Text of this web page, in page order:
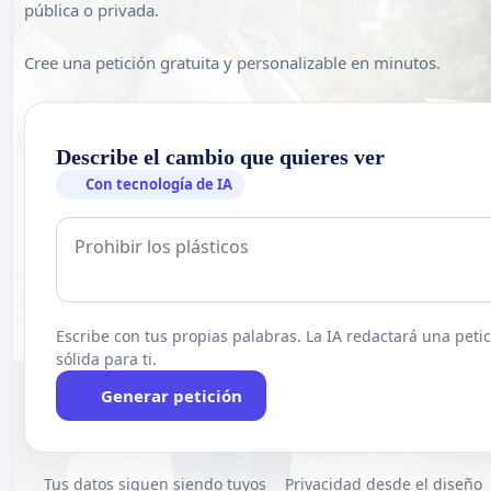
pública o privada.
Cree una petición gratuita y personalizable en minutos.
Describe el cambio que quieres ver
Con tecnología de IA
Escribe con tus propias palabras. La IA redactará una
sólida para ti.
Generar petición
Tus datos siguen siendo tuyos Privacidad desde el diseño